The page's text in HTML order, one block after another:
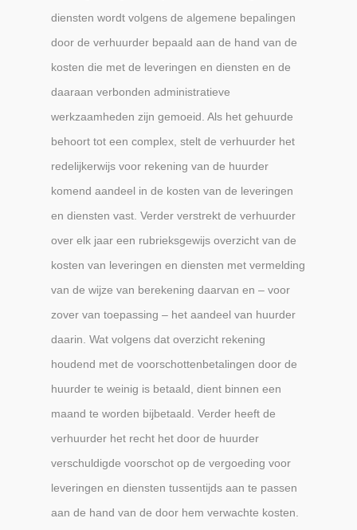
diensten wordt volgens de algemene bepalingen
door de verhuurder bepaald aan de hand van de
kosten die met de leveringen en diensten en de
daaraan verbonden administratieve
werkzaamheden zijn gemoeid. Als het gehuurde
behoort tot een complex, stelt de verhuurder het
redelijkerwijs voor rekening van de huurder
komend aandeel in de kosten van de leveringen
en diensten vast. Verder verstrekt de verhuurder
over elk jaar een rubrieksgewijs overzicht van de
kosten van leveringen en diensten met vermelding
van de wijze van berekening daarvan en – voor
zover van toepassing – het aandeel van huurder
daarin. Wat volgens dat overzicht rekening
houdend met de voorschottenbetalingen door de
huurder te weinig is betaald, dient binnen een
maand te worden bijbetaald. Verder heeft de
verhuurder het recht het door de huurder
verschuldigde voorschot op de vergoeding voor
leveringen en diensten tussentijds aan te passen
aan de hand van de door hem verwachte kosten.